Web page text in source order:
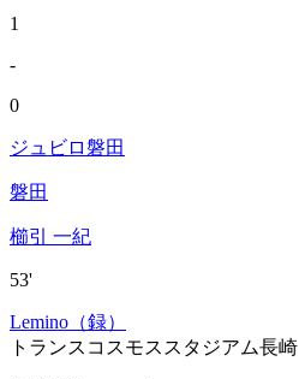
1
-
0
ジュビロ磐田
磐田
櫛引 一紀
53'
Lemino（録）
トランスコスモススタジアム長崎